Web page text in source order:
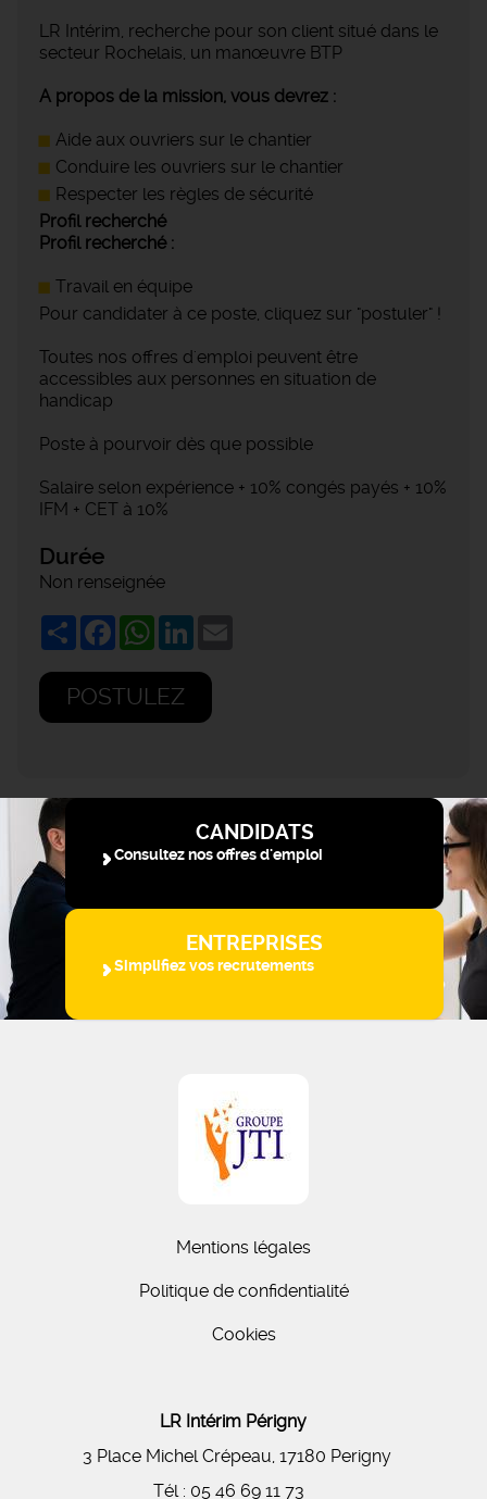
LR Intérim, recherche pour son client situé dans le
secteur Rochelais, un manœuvre BTP
A propos de la mission, vous devrez :
Aide aux ouvriers sur le chantier
Conduire les ouvriers sur le chantier
Respecter les règles de sécurité
Profil recherché
Profil recherché :
Travail en équipe
Pour candidater à ce poste, cliquez sur "postuler" !
Toutes nos offres d'emploi peuvent être
accessibles aux personnes en situation de
handicap
Poste à pourvoir dès que possible
Salaire selon expérience + 10% congés payés + 10%
IFM + CET à 10%
Durée
Non renseignée
ShareFacebookWhatsApp
LinkedIn
POSTULEZ
CANDIDATS
Consultez nos offres d'emploi
ENTREPRISES
Simplifiez vos recrutements
Mentions légales
Politique de confidentialité
Cookies
LR Intérim Périgny
3 Place Michel Crépeau, 17180 Perigny
Tél : 05 46 69 11 73